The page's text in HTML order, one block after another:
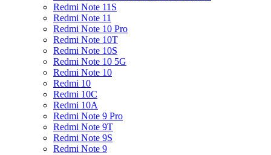
Redmi Note 11S
Redmi Note 11
Redmi Note 10 Pro
Redmi Note 10T
Redmi Note 10S
Redmi Note 10 5G
Redmi Note 10
Redmi 10
Redmi 10C
Redmi 10A
Redmi Note 9 Pro
Redmi Note 9T
Redmi Note 9S
Redmi Note 9